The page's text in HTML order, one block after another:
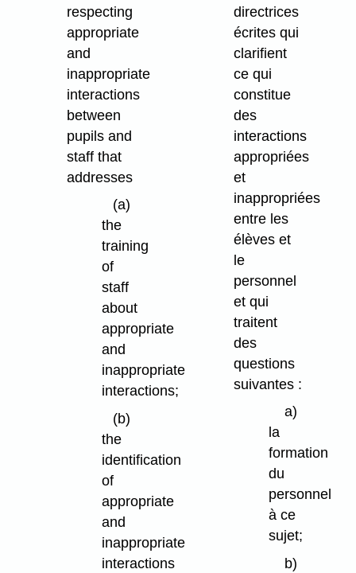
respecting
appropriate
and
inappropriate
interactions
between
pupils and
staff that
addresses
(a)
the
training
of
staff
about
appropriate
and
inappropriate
interactions;
(b)
the
identification
of
appropriate
and
inappropriate
interactions
directrices
écrites qui
clarifient
ce qui
constitue
des
interactions
appropriées
et
inappropriées
entre les
élèves et
le
personnel
et qui
traitent
des
questions
suivantes :
a)
la
formation
du
personnel
à ce
sujet;
b)